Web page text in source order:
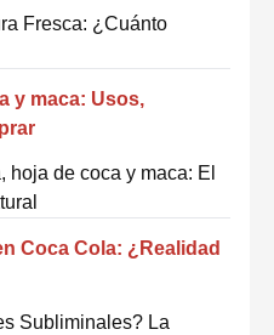
Fresca: ¿Cuánto
y maca: Usos,
hoja de coca y maca: El
Coca Cola: ¿Realidad
Subliminales? La